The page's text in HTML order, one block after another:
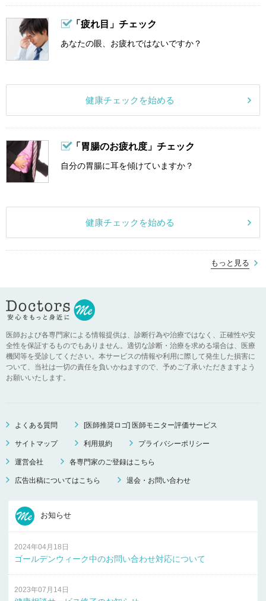
「疲れ目」チェック
あなたの眼、お疲れではないですか？
健康チェックを始める
「胃腸のお疲れ度」チェック
自分の胃腸に耳を傾けていますか？
健康チェックを始める
もっと見る
医師および各専門家による情報提供は、診断行為や治療ではなく、正確性や安
全性を保証するものでもありません。適切な診断・治療を求める場合は、医療
機関等を受診してください。本サービスの情報や利用に際して発生した損害に
ついて、当社は一切の責任を負いかねますので、予めご了承いただきますよう
お願いいたします。
よくある質問 [医師推奨ロゴ] 医師モニター評価サービス
サイトマップ 利用規約 プライバシーポリシー
運営会社 各専門家のご登録はこちら
広告出稿についてはこちら 退会・お問い合わせ
お知らせ
2024年04月18日
ゴールデンウィーク中のお問い合わせ対応について
2023年07月14日